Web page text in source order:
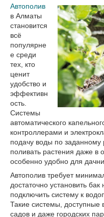
Автополив
в Алматы
становится
всё
популярне
е среди
тех, кто
ценит
удобство и
эффективн
ость.
Системы
автоматического
контроллерами и
подачу воды по
поливать растения даже в
особенно удобно для
Автополив требует
достаточно установить
подключить систему к
Такие системы, доступные
садов и даже городских